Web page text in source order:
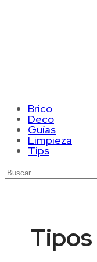
Brico
Deco
Guías
Limpieza
Tips